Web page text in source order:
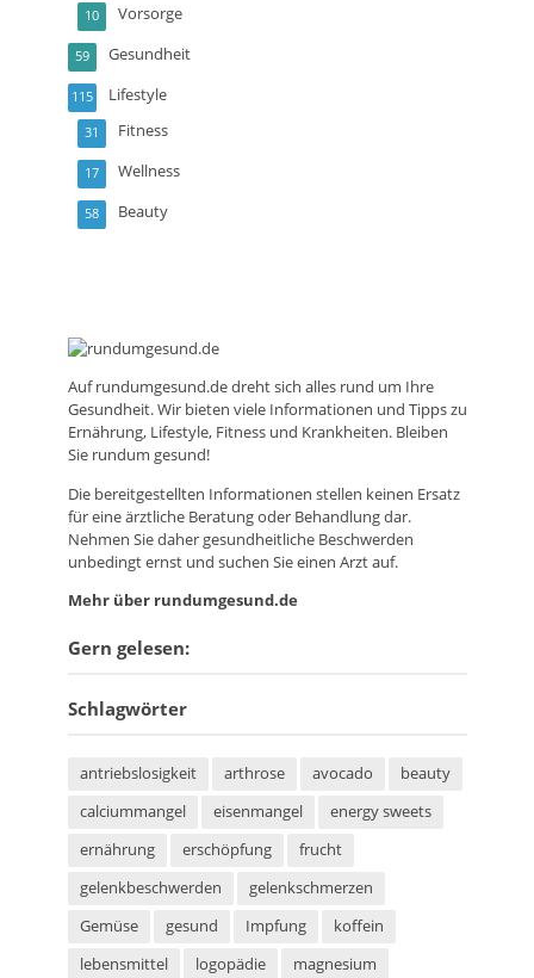
Vorsorge
10
Gesundheit
59
Lifestyle
115
Fitness
31
Wellness
17
Beauty
58
Aufrundumgesund.dedreht sich alles rund um Ihre
Gesundheit. Wir bieten viele Informationen und Tipps zu
Ernährung, Lifestyle, Fitness und Krankheiten. Bleiben
Sie rundum gesund!
Die bereitgestellten Informationen stellen keinen Ersatz
für eine ärztliche Beratung oder Behandlung dar.
Nehmen Sie daher gesundheitliche Beschwerden
unbedingt ernst und suchen Sie einen Arzt auf.
Mehr über rundumgesund.de
Gern gelesen:
Schlagwörter
antriebslosigkeit arthrose avocado
beauty
calciummangel
eisenmangel
energy sweets
ernährung
erschöpfung
frucht
gelenkbeschwerden
gelenkschmerzen
Gemüse
gesund Impfung
koffein
lebensmittel
logopädie magnesium